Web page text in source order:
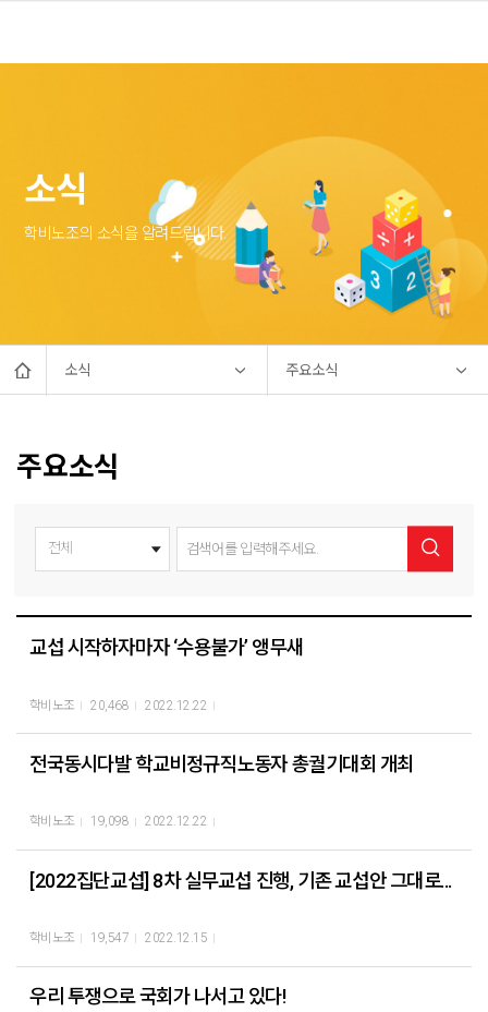
소식
학비노조의 소식을 알려드립니다.
소식 주요소식
주요소식
교섭 시작하자마자 ‘수용불가’ 앵무새
학비노조 20,468 2022.12.22
전국동시다발 학교비정규직노동자 총궐기대회 개최
학비노조 19,098 2022.12.22
[2022집단교섭] 8차 실무교섭 진행, 기존 교섭안 그대로...
학비노조 19,547 2022.12.15
우리 투쟁으로 국회가 나서고 있다!